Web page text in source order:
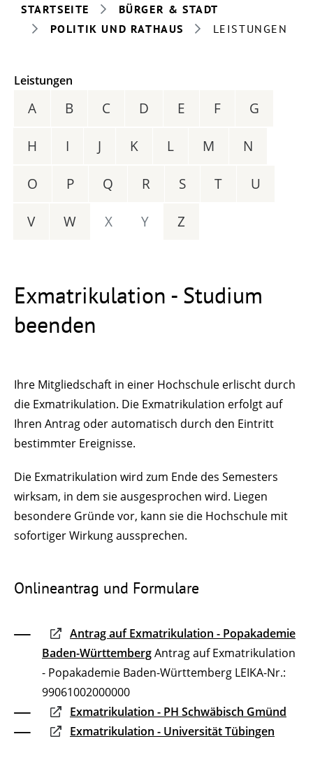
STARTSEITE
BÜRGER & STADT
POLITIK UND RATHAUS
LEISTUNGEN
Leistungen
A B C D E F G
H I J K L M N
O P Q R S T U
V W X Y Z
Exmatrikulation - Studium
beenden
Ihre Mitgliedschaft in einer Hochschule erlischt durch
die Exmatrikulation. Die Exmatrikulation erfolgt auf
Ihren Antrag oder automatisch durch den Eintritt
bestimmter Ereignisse.
Die Exmatrikulation wird zum Ende des Semesters
wirksam, in dem sie ausgesprochen wird. Liegen
besondere Gründe vor, kann sie die Hochschule mit
sofortiger Wirkung aussprechen.
Onlineantrag und Formulare
Antrag auf Exmatrikulation - Popakademie
Baden-WürttembergAntrag auf Exmatrikulation
- Popakademie Baden-Württemberg LEIKA-Nr.:
99061002000000
Exmatrikulation - PH Schwäbisch Gmünd
Exmatrikulation - Universität Tübingen